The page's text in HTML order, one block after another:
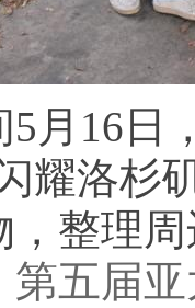
16日，
耀洛杉
，整理
届亚